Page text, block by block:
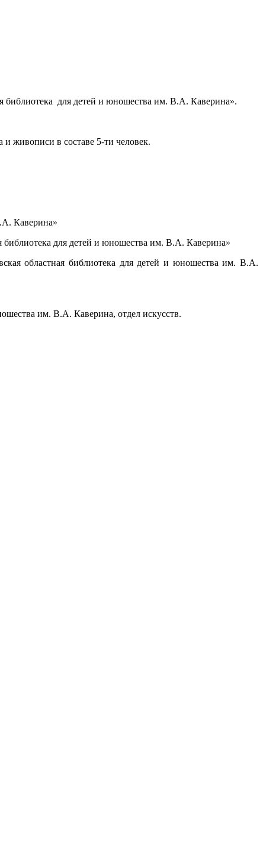
библиотека для детей и юношества им. В.А. Каверина».
и живописи в составе 5-ти человек.
Каверина»
для детей и юношества им. В.А. Каверина»
областная библиотека для детей и юношества им. В.А.
им. В.А. Каверина, отдел искусств.